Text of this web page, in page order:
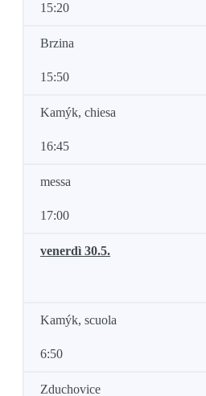
15:20
Brzina
15:50
Kamýk, chiesa
16:45
messa
17:00
venerdì 30.5.
Kamýk, scuola
6:50
Zduchovice